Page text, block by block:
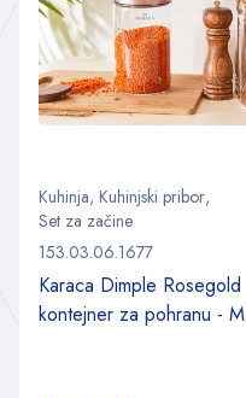
Kuhinja, Kuhinjski pribor,
Set za začine
153.03.06.1677
Karaca Dimple Rosegold
kontejner za pohranu - M